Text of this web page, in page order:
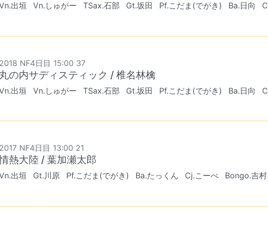
出垣 Vn.しゅがー TSax.石部 Gt.坂田 Pf.こだま(でがき) Ba.日向
2018 NF4日目 15:00 37
丸の内サディスティック / 椎名林檎
出垣 Vn.しゅがー TSax.石部 Gt.坂田 Pf.こだま(でがき) Ba.日向
2017 NF4日目 13:00 21
熱大陸 / 葉加瀬太郎
出垣 Gt.川原 Pf.こだま(でがき) Ba.たっくん Cj.こーべ Bongo.吉